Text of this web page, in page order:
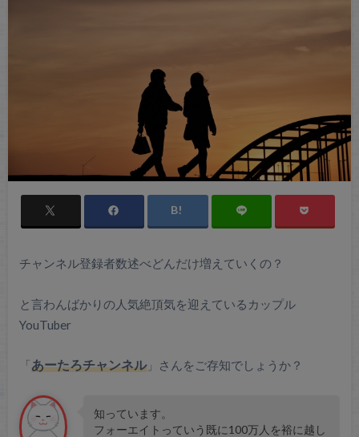
チャンネル登録者数述べどんだけ増えていくの？
と言わんばかりの人気絶頂気を迎えているカップル
YouTuber
「あーたろチャンネル」さんをご存知でしょうか？
知っています。
フォーエイトっていう既に100万人を裕に越し